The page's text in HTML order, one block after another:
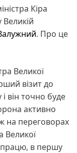
Кіра
Великій
. Про це
Великої
візит до
він точно буде
активно
на переговорах
Великої
в першу